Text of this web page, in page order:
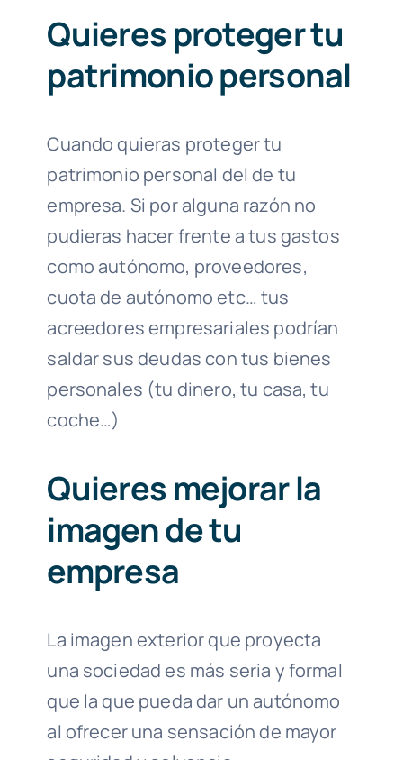
Quieres proteger tu
patrimonio personal
Cuando quieras proteger tu
patrimonio personal del de tu
empresa. Si por alguna razón no
pudieras hacer frente a tus gastos
como autónomo, proveedores,
cuota de autónomo etc… tus
acreedores empresariales podrían
saldar sus deudas con tus bienes
personales (tu dinero, tu casa, tu
coche…)
Quieres mejorar la
imagen de tu
empresa
La imagen exterior que proyecta
una sociedad es más seria y formal
que la que pueda dar un autónomo
al ofrecer una sensación de mayor